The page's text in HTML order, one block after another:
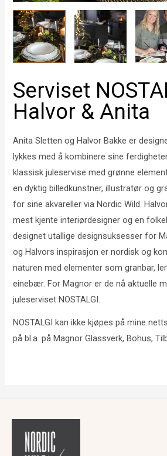
Serviset
Halvor & Anita
Anita Sletten og Halvor Bakke er
lykkes med å kombinere sine
klassisk juleservise med grønne
en dyktig billedkunstner, illustratør og
for sine akvareller via Nordic Wild.
mest kjente interiørdesigner og en
designet utallige designsuksesser for
og Halvors inspirasjon er nordisk og
naturen med elementer som granbar,
einebær. For Magnor er de nå aktuelle
juleserviset NOSTALGI.
NOSTALGI kan ikke kjøpes på mine
på bl.a. på Magnor Glassverk, Bohus,